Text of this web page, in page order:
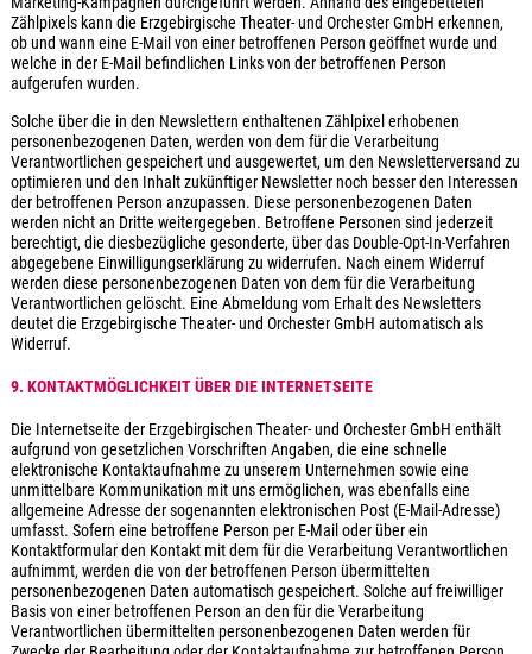
Zählpixels kann die Erzgebirgische Theater- und Orchester GmbH erkennen,
ob und wann eine E-Mail von einer betroffenen Person geöffnet wurde und
welche in der E-Mail befindlichen Links von der betroffenen Person
aufgerufen wurden.
Solche über die in den Newslettern enthaltenen Zählpixel erhobenen
personenbezogenen Daten, werden von dem für die Verarbeitung
Verantwortlichen gespeichert und ausgewertet, um den Newsletterversand zu
optimieren und den Inhalt zukünftiger Newsletter noch besser den Interessen
der betroffenen Person anzupassen. Diese personenbezogenen Daten
werden nicht an Dritte weitergegeben. Betroffene Personen sind jederzeit
berechtigt, die diesbezügliche gesonderte, über das Double-Opt-In-Verfahren
abgegebene Einwilligungserklärung zu widerrufen. Nach einem Widerruf
werden diese personenbezogenen Daten von dem für die Verarbeitung
Verantwortlichen gelöscht. Eine Abmeldung vom Erhalt des Newsletters
deutet die Erzgebirgische Theater- und Orchester GmbH automatisch als
Widerruf.
9. KONTAKTMÖGLICHKEIT ÜBER DIE INTERNETSEITE
Die Internetseite der Erzgebirgischen Theater- und Orchester GmbH enthält
aufgrund von gesetzlichen Vorschriften Angaben, die eine schnelle
elektronische Kontaktaufnahme zu unserem Unternehmen sowie eine
unmittelbare Kommunikation mit uns ermöglichen, was ebenfalls eine
allgemeine Adresse der sogenannten elektronischen Post (E-Mail-Adresse)
umfasst. Sofern eine betroffene Person per E-Mail oder über ein
Kontaktformular den Kontakt mit dem für die Verarbeitung Verantwortlichen
aufnimmt, werden die von der betroffenen Person übermittelten
personenbezogenen Daten automatisch gespeichert. Solche auf freiwilliger
Basis von einer betroffenen Person an den für die Verarbeitung
Verantwortlichen übermittelten personenbezogenen Daten werden für